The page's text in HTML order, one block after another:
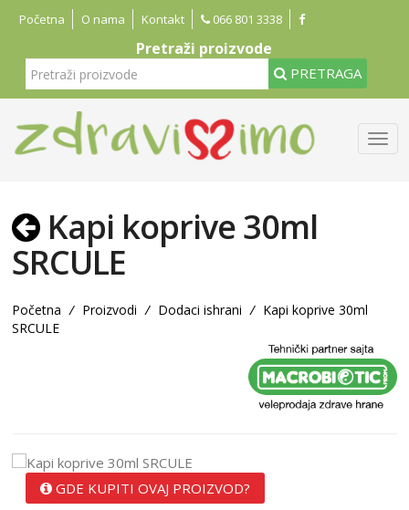
Početna O nama Kontakt 066 801 3338
Pretraži proizvode
PRETRAGA
Kapi koprive 30ml
SRCULE
Početna / Proizvodi / Dodaci ishrani / Kapi koprive 30ml
SRCULE
GDE KUPITI OVAJ PROIZVOD?